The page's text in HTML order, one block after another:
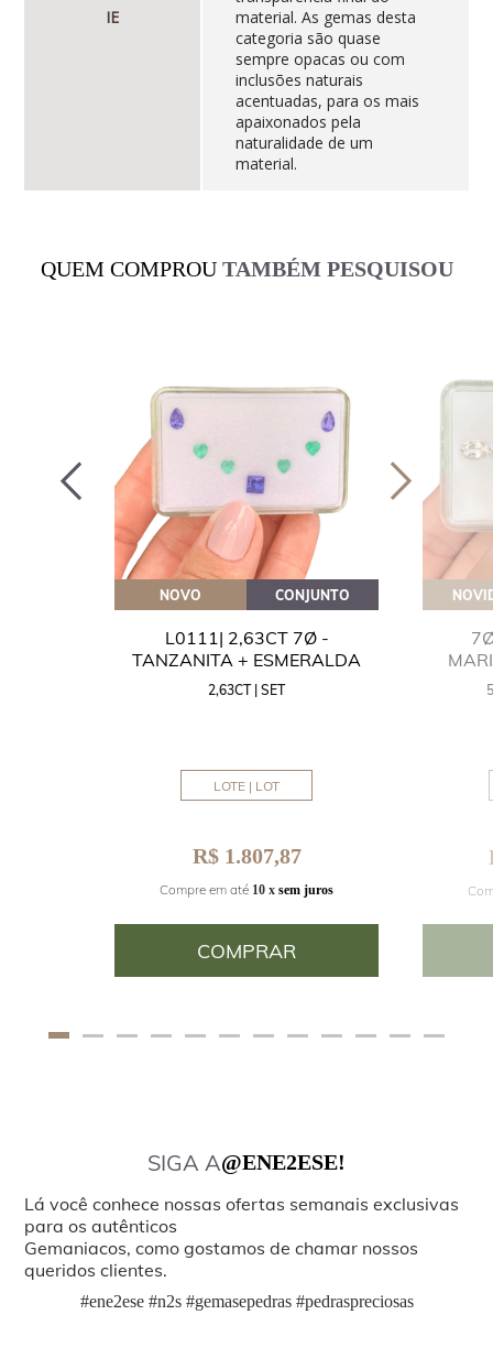
IE
material. As gemas desta
categoria são quase
sempre opacas ou com
inclusões naturais
acentuadas, para os mais
apaixonados pela
naturalidade de um
material.
QUEM COMPROU TAMBÉM PESQUISOU
NOVO CONJUNTO
L0111| 2,63CT 7Ø -
TANZANITA + ESMERALDA
2,63CT | SET
LOTE | LOT
R$ 1.807,87
Compre em até 10 x sem juros
COMPRAR
SIGA A@ENE2ESE!
Lá você conhece nossas ofertas semanais exclusivas
para os autênticos
Gemaniacos, como gostamos de chamar nossos
queridos clientes.
#ene2ese #n2s #gemasepedras #pedraspreciosas